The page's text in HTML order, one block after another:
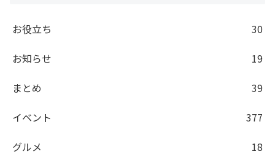
お役立ち
30
お知らせ
19
まとめ
39
イベント
377
グルメ
18